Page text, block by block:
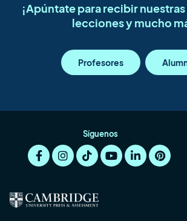
¡Apúntate para recibir
lecciones y mucho
Profesores
Síguenos